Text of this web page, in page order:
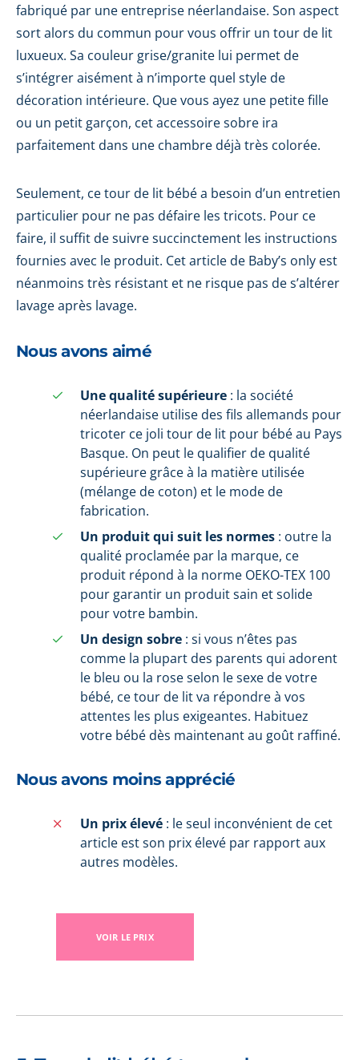
fabriqué par une entreprise néerlandaise. Son aspect
sort alors du commun pour vous offrir un tour de lit
luxueux. Sa couleur grise/granite lui permet de
s’intégrer aisément à n’importe quel style de
décoration intérieure. Que vous ayez une petite fille
ou un petit garçon, cet accessoire sobre ira
parfaitement dans une chambre déjà très colorée.
Seulement, ce tour de lit bébé a besoin d’un entretien
particulier pour ne pas défaire les tricots. Pour ce
faire, il suffit de suivre succinctement les instructions
fournies avec le produit. Cet article de Baby’s only est
néanmoins très résistant et ne risque pas de s’altérer
lavage après lavage.
Nous avons aimé
Une qualité supérieure : la société
néerlandaise utilise des fils allemands pour
tricoter ce joli tour de lit pour bébé au Pays
Basque. On peut le qualifier de qualité
supérieure grâce à la matière utilisée
(mélange de coton) et le mode de
fabrication.
Un produit qui suit les normes : outre la
qualité proclamée par la marque, ce
produit répond à la norme OEKO-TEX 100
pour garantir un produit sain et solide
pour votre bambin.
Un design sobre : si vous n’êtes pas
comme la plupart des parents qui adorent
le bleu ou la rose selon le sexe de votre
bébé, ce tour de lit va répondre à vos
attentes les plus exigeantes. Habituez
votre bébé dès maintenant au goût raffiné.
Nous avons moins apprécié
Un prix élevé : le seul inconvénient de cet
article est son prix élevé par rapport aux
autres modèles.
VOIR LE PRIX